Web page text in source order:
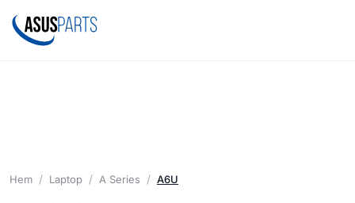
Hem Laptop A Series A6U